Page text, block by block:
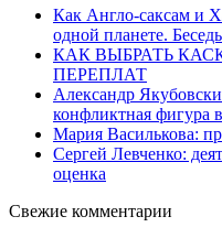
Как Англо-саксам и
одной планете.
КАК ВЫБРАТЬ
ПЕРЕПЛАТ
Александр
конфликтная фигура
Мария Василькова:
Сергей Левченко:
оценка
Свежие комментарии